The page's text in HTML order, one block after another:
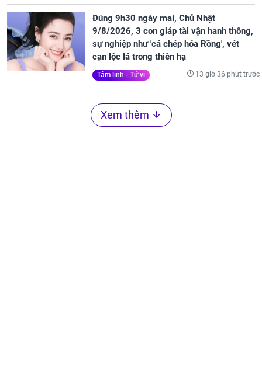
Đúng 9h30 ngày mai, Chủ Nhật
9/8/2026, 3 con giáp tài vận hanh thông,
sự nghiệp như 'cá chép hóa Rồng', vét
cạn lộc lá trong thiên hạ
Tâm linh - Tử vi 13 giờ 36 phút trước
Xem thêm